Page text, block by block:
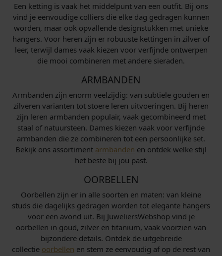
Een ketting is vaak het middelpunt van een outfit. Bij ons
vind je eenvoudige colliers die elke dag gedragen kunnen
worden, maar ook opvallende designstukken met unieke
hangers. Voor heren zijn er robuuste kettingen in zilver of
leer, terwijl dames vaak kiezen voor verfijnde ontwerpen
die mooi combineren met andere sieraden.
ARMBANDEN
Armbanden zijn enorm veelzijdig: van subtiele gouden en
zilveren varianten tot stoere leren uitvoeringen. Bij heren
zijn leren armbanden populair, vaak gecombineerd met
staal of natuursteen. Dames kiezen vaak voor verfijnde
armbanden die ze combineren tot een persoonlijke set.
Bekijk ons assortiment armbanden en ontdek welke stijl
het beste bij jou past.
OORBELLEN
Oorbellen zijn er in alle soorten en maten: van kleine
studs die dagelijks gedragen worden tot elegante hangers
voor een avond uit. Bij JuweliersWebshop vind je
oorbellen in goud, zilver en titanium, vaak voorzien van
bijzondere details. Ontdek de uitgebreide
collectie oorbellen en stem ze eenvoudig af op de rest van